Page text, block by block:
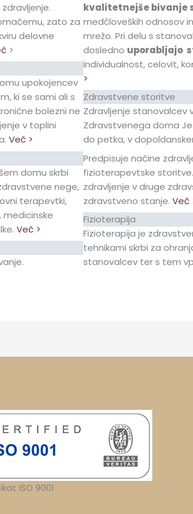
zato za
delovne
>
upokojencev
ki se sami ali s
bolezni ne
v toplini
Več >
domu skrbi
nege,
terapevtki,
Več >
kvalitetnejše bivanje
medčloveških odnosov
mrežo. Pri delu s
dosledno uporabljajo
individualnost, celovit,
>
Zdravstvene storitve
Zdravljenje stanovalcev
Zdravstvenega doma
do petka, v
Predpisuje načine
fizioterapevtske
zdravljenje v druge
zdravstveno stanje. Več
Fizioterapija
Fizioterapija je
tehnikami skrbi za
stanovalcev ter s tem
ISO 9001